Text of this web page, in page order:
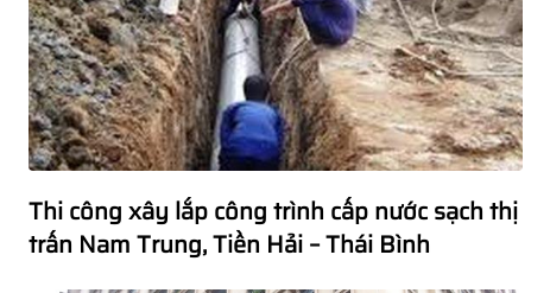
Thi công xây lắp công trình cấp nước sạch thị
trấn Nam Trung, Tiền Hải – Thái Bình